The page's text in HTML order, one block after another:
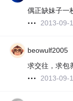
偶正缺妹子一
2013-09-
beowulf2005
求交往，求包
2013-09-